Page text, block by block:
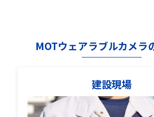
MOTウェアラブルカメラ
建設現場